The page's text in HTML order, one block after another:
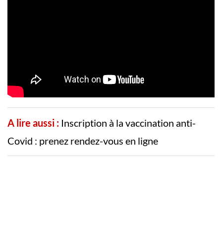
A lire aussi : Inscription à la vaccination anti-
Covid : prenez rendez-vous en ligne